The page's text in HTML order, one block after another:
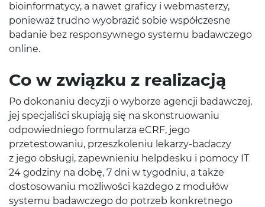
bioinformatycy, a nawet graficy i webmasterzy,
ponieważ trudno wyobrazić sobie współczesne
badanie bez responsywnego systemu badawczego
online.
Co w związku z realizacją
Po dokonaniu decyzji o wyborze agencji badawczej,
jej specjaliści skupiają się na skonstruowaniu
odpowiedniego formularza eCRF, jego
przetestowaniu, przeszkoleniu lekarzy-badaczy
z jego obsługi, zapewnieniu helpdesku i pomocy IT
24 godziny na dobę, 7 dni w tygodniu, a także
dostosowaniu możliwości każdego z modułów
systemu badawczego do potrzeb konkretnego